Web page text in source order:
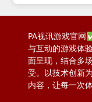
PA视讯游戏官网
与互动的游戏体
面呈现，结合多
受。以技术创新
内容，让每一次